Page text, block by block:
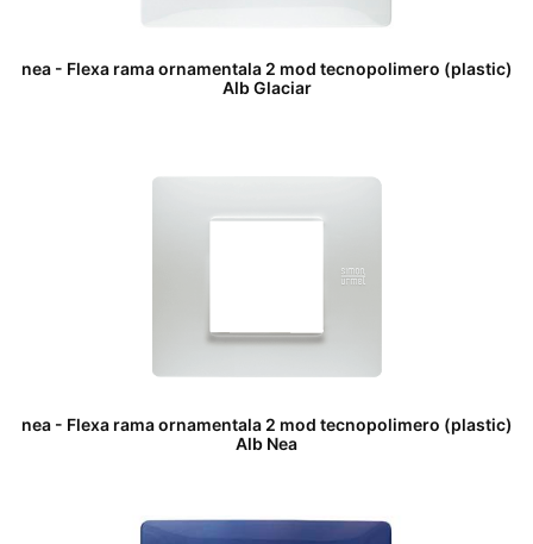
nea - Flexa rama ornamentala 2 mod tecnopolimero (plastic)
Alb Glaciar
nea - Flexa rama ornamentala 2 mod tecnopolimero (plastic)
Alb Nea